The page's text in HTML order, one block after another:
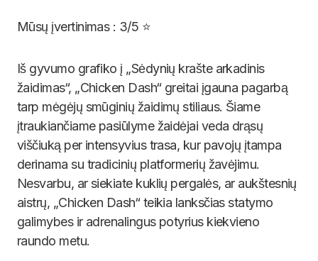
Mūsų įvertinimas : 3/5 ⭐
Iš gyvumo grafiko į „Sėdynių krašte arkadinis
žaidimas“, „Chicken Dash“ greitai įgauna pagarbą
tarp mėgėjų smūginių žaidimų stiliaus. Šiame
įtraukiančiame pasiūlyme žaidėjai veda drąsų
viščiuką per intensyvius trasa, kur pavojų įtampa
derinama su tradicinių platformerių žavėjimu.
Nesvarbu, ar siekiate kuklių pergalės, ar aukštesnių
aistrų, „Chicken Dash“ teikia lanksčias statymo
galimybes ir adrenalingus potyrius kiekvieno
raundo metu.